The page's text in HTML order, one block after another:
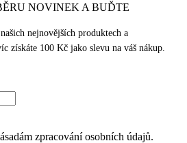
NOVINEK A BUĎTE
nejnovějších produktech a
získáte 100 Kč jako slevu na váš nákup.
zpracování osobních údajů.